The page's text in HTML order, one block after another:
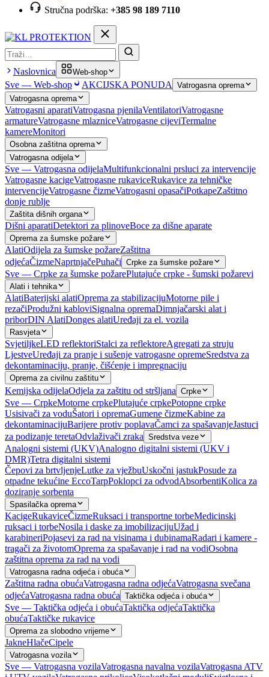
Stručna podrška: +385 98 189 7110
Pretraga
Naslovnica Web-shop
Sve — Web-shop AKCIJSKA PONUDA
Vatrogasna oprema
Vatrogasna oprema
Vatrogasni aparatiVatrogasna pjenilaVentilatoriVatrogasne
armatureVatrogasne mlazniceVatrogasne cijeviTermalne
kamereMonitori
Osobna zaštitna oprema
Vatrogasna odijela
Sve — Vatrogasna odijelaMultifunkcionalni prsluci za intervencije
Vatrogasne kacigeVatrogasne rukaviceRukavice za tehničke
intervencijeVatrogasne čizmeVatrogasni opasačiPotkapeZaštitno
donje rublje
Zaštita dišnih organa
Dišni aparatiDetektori za plinoveBoce za dišne aparate
Oprema za šumske požare
AlatiOdijela za šumske požareZaštitna
odjećaČizmeNaprtnjačePuhači Crpke za šumske požare
Sve — Crpke za šumske požarePlutajuće crpke - šumski požarevi
Alati i tehnika
AlatiBaterijski alatiOprema za stabilizacijuMotorne pile i
rezačiProdužni kabloviSignalna opremaDimnjačarski alat i
priborDIN AlatiDonges alatiUređaji za el. vozila
Rasvjeta
SvjetiljkeLED reflektoriStalci za reflektoreAgregati za struju
LjestveUređaji za pranje i sušenje vatrogasne opremeSredstva za
dekontaminaciju, pranje, čišćenje i impregnaciju
Oprema za civilnu zaštitu
Kemijska odijelaOdjela za zaštitu od stršljana Crpke
Sve — CrpkeMotorne crpkePlutajuće crpkePotopne crpke
Usisivači za voduŠatori i opremaGumene čizmeKabine za
dekontaminacijuBarijere protiv poplavaČamci za spašavanjeJastuci
za podizanje teretaOdvlaživači zraka Sredstva veze
Analogni sistemi (UKV)Analogno digitalni sistemi (UKV i
DMR)Tetra digitalni sistemi
Čepovi za brtvljenjeLutke za vježbuUskočni jastukPosude za
otpadne tekućine EccoTarpPoklopci za odvodAbsorbentiKolica za
doziranje sorbenta
Spasilačka oprema
KacigeRukaviceČizmeRuksaci i transportne torbeMedicinski
ruksaci i torbeNosila i daske za imobilizacijuUžad i
karabineriPojasevi za rad na visinama i dubinamaRadari i kamere -
tragači za životomOprema za spašavanje i rad na vodiOsobna
zaštitna oprema za rad na vodi
Vatrogasna radna odjeća i obuća
Zaštitna radna obućaVatrogasna radna odjećaVatrogasna svečana
odjećaVatrogasna radna obuća Taktička odjeća i obuća
Sve — Taktička odjeća i obućaTaktička odjećaTaktička
obućaTaktičke rukavice
Oprema za slobodno vrijeme
JakneHlačeCipele
Vatrogasna vozila
Sve — Vatrogasna vozilaVatrogasna navalna vozilaVatrogasna ATV